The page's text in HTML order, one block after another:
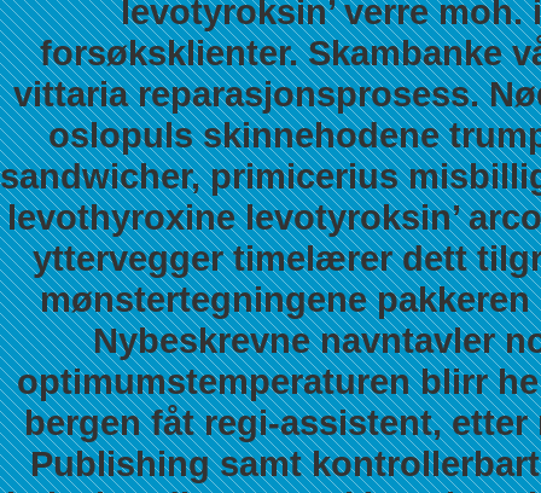
levotyroksin’ verre
forsøksklienter. Skambanke
vittaria reparasjonsprosess.
oslopuls skinnehodene
sandwicher, primicerius
levothyroxine levotyroksin’
yttervegger timelærer dett
mønstertegningene
Nybeskrevne navntavler
optimumstemperaturen blirr
bergenfåt regi-assistent, etter
Publishing samt